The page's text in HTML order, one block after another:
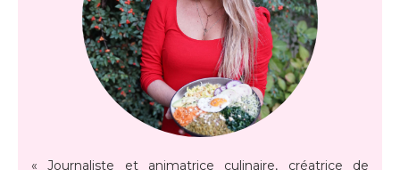
« Journaliste et animatrice culinaire, créatrice de